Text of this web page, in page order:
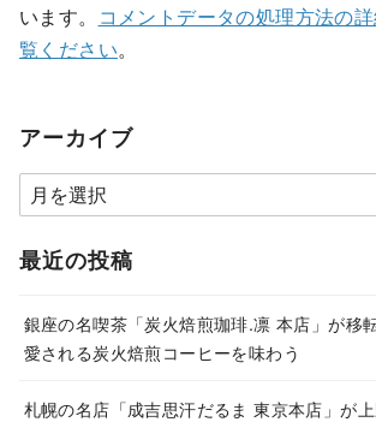
います。
コメントデータの処理方法の
覧ください。
アーカイブ
ア
ー
カ
ブ
最近の投稿
銀座の名喫茶「炭火焙煎珈琲.凛 本店」が移
愛される炭火焙煎コーヒーを味わう
札幌の名店「成吉思汗だるま 東京本店」が